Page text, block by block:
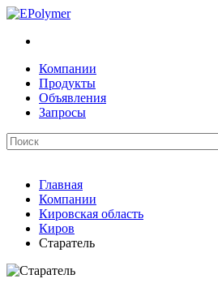
Компании
Продукты
Объявления
Запросы
Главная
Компании
Кировская область
Киров
Старатель